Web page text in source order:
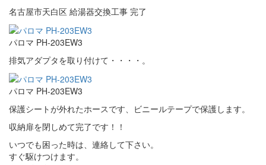
名古屋市天白区 給湯器交換工事 完了
パロマ PH-203EW3
排気アダプタを取り付けて・・・・。
パロマ PH-203EW3
保護シートが外れたホースです、ビニールテープで保護します。
収納扉を閉しめて完了です！！
いつでも困った時は、連絡して下さい。
すぐ駆けつけます。